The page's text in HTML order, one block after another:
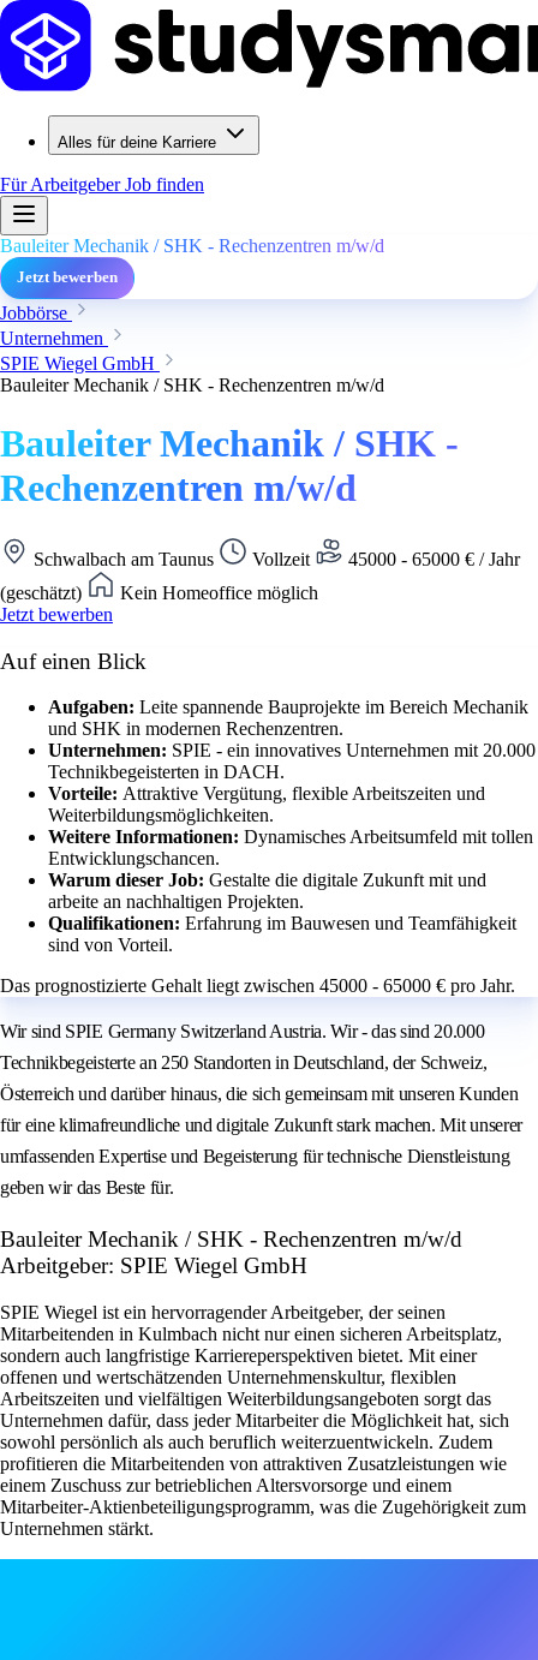
Alles für deine Karriere
Für ArbeitgeberJob finden
Bauleiter Mechanik / SHK - Rechenzentren m/w/d
Jetzt bewerben
Jobbörse
Unternehmen
SPIE Wiegel GmbH
Bauleiter Mechanik / SHK - Rechenzentren m/w/d
Bauleiter Mechanik / SHK -
Rechenzentren m/w/d
Schwalbach am Taunus Vollzeit
45000 - 65000 € / Jahr
(geschätzt)
Kein Homeoffice möglich
Jetzt bewerben
Auf einen Blick
Aufgaben: Leite spannende Bauprojekte im Bereich Mechanik
und SHK in modernen Rechenzentren.
Unternehmen: SPIE - ein innovatives Unternehmen mit 20.000
Technikbegeisterten in DACH.
Vorteile: Attraktive Vergütung, flexible Arbeitszeiten und
Weiterbildungsmöglichkeiten.
Weitere Informationen: Dynamisches Arbeitsumfeld mit tollen
Entwicklungschancen.
Warum dieser Job: Gestalte die digitale Zukunft mit und
arbeite an nachhaltigen Projekten.
Qualifikationen: Erfahrung im Bauwesen und Teamfähigkeit
sind von Vorteil.
Das prognostizierte Gehalt liegt zwischen 45000 - 65000 € pro Jahr.
Wir sind SPIE Germany Switzerland Austria. Wir - das sind 20.000
Technikbegeisterte an 250 Standorten in Deutschland, der Schweiz,
Österreich und darüber hinaus, die sich gemeinsam mit unseren Kunden
für eine klimafreundliche und digitale Zukunft stark machen. Mit unserer
umfassenden Expertise und Begeisterung für technische Dienstleistung
geben wir das Beste für.
Bauleiter Mechanik / SHK - Rechenzentren m/w/d
Arbeitgeber: SPIE Wiegel GmbH
SPIE Wiegel ist ein hervorragender Arbeitgeber, der seinen
Mitarbeitenden in Kulmbach nicht nur einen sicheren Arbeitsplatz,
sondern auch langfristige Karriereperspektiven bietet. Mit einer
offenen und wertschätzenden Unternehmenskultur, flexiblen
Arbeitszeiten und vielfältigen Weiterbildungsangeboten sorgt das
Unternehmen dafür, dass jeder Mitarbeiter die Möglichkeit hat, sich
sowohl persönlich als auch beruflich weiterzuentwickeln. Zudem
profitieren die Mitarbeitenden von attraktiven Zusatzleistungen wie
einem Zuschuss zur betrieblichen Altersvorsorge und einem
Mitarbeiter-Aktienbeteiligungsprogramm, was die Zugehörigkeit zum
Unternehmen stärkt.